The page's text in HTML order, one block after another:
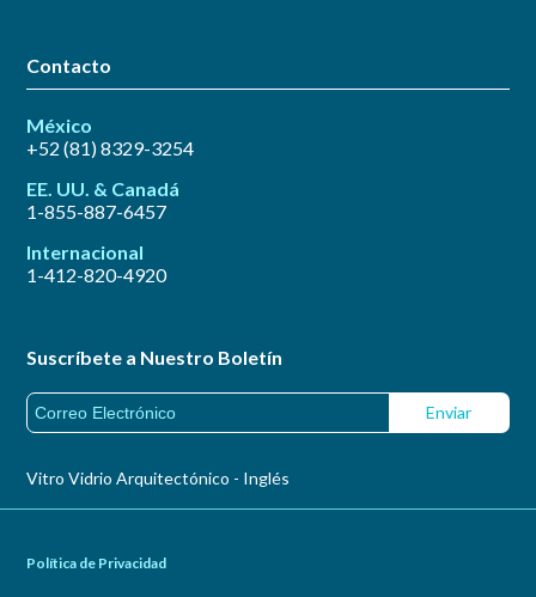
Contacto
México
+52 (81) 8329-3254
EE. UU. & Canadá
1-855-887-6457
Internacional
1-412-820-4920
Suscríbete a Nuestro Boletín
Vitro Vidrio Arquitectónico - Inglés
Política de Privacidad